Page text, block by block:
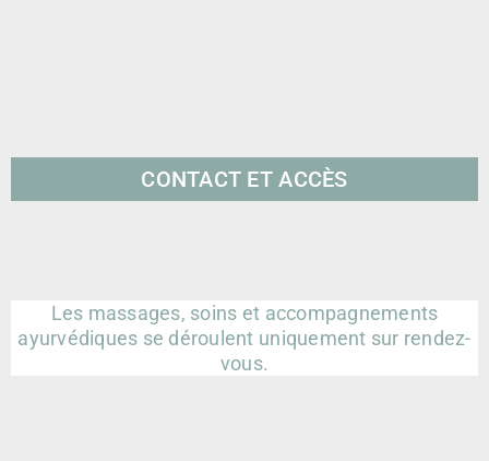
CONTACT ET ACCÈS
Les massages, soins et accompagnements
ayurvédiques se déroulent uniquement sur rendez-
vous.